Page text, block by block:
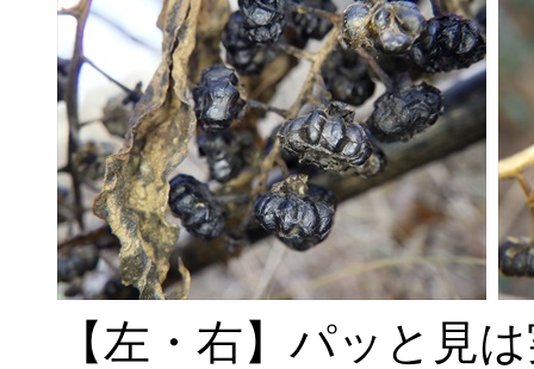
【左・右】パッと見